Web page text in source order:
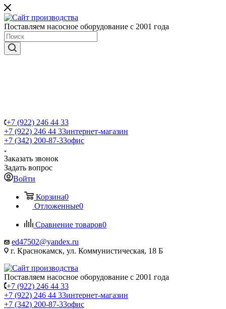
Поставляем насосное оборудование с 2001 года
+7 (922) 246 44 33
+7 (922) 246 44 33интернет-магазин
+7 (342) 200-87-33офис
Заказать звонок
Задать вопрос
Войти
Корзина0
Отложенные0
Сравнение товаров0
ed47502@yandex.ru
г. Краснокамск, ул. Коммунистическая, 18 Б
Поставляем насосное оборудование с 2001 года
+7 (922) 246 44 33
+7 (922) 246 44 33интернет-магазин
+7 (342) 200-87-33офис